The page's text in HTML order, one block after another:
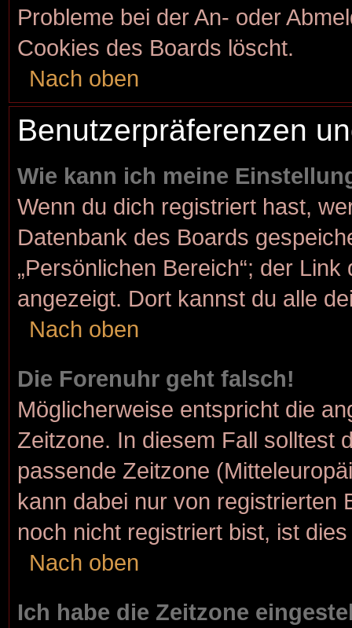
Probleme bei der An- oder
Cookies des Boards löscht.
Nach oben
Benutzerpräferenzen
Wie kann ich meine
Wenn du dich registriert hast,
Datenbank des Boards
„Persönlichen Bereich“; der
angezeigt. Dort kannst du alle
Nach oben
Die Forenuhr geht falsch!
Möglicherweise entspricht die
Zeitzone. In diesem Fall solltest
passende Zeitzone
kann dabei nur von registrierten
noch nicht registriert bist, ist
Nach oben
Ich habe die Zeitzone